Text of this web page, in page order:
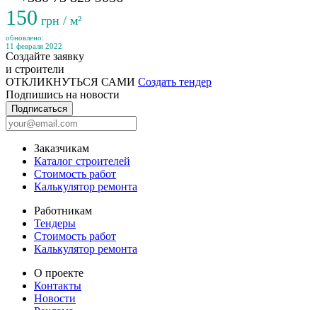
150 грн / м²
обновлено:
11 февраля 2022
Создайте заявку
и строители
ОТКЛИКНУТЬСЯ САМИ Создать тендер
Подпишись на новости
Подписаться
Заказчикам
Каталог строителей
Стоимость работ
Калькулятор ремонта
Работникам
Тендеры
Стоимость работ
Калькулятор ремонта
О проекте
Контакты
Новости